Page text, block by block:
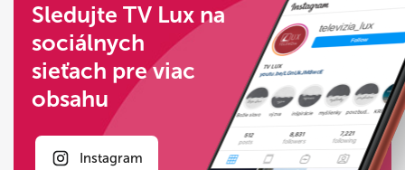
Sledujte TV Lux na
sociálnych
sieťach pre viac
obsahu
Instagram